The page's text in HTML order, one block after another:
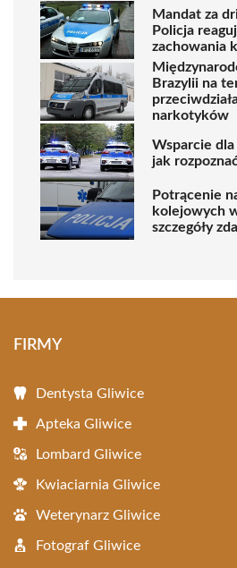
Mandat za
Policja
zachowania
Brazylii na
narkotyków
Wsparcie
jak
Potrącenie
kolejowych
szczegóły
FIRMY
Dentysta Gliwice
Apteka Gliwice
Lombard Gliwice
Kwiaciarnia Gliwice
Weterynarz Gliwice
Fotograf Gliwice